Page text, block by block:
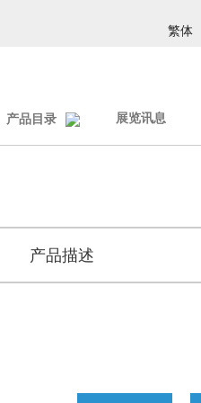
繁体
产品目录 展览讯息
产品描述